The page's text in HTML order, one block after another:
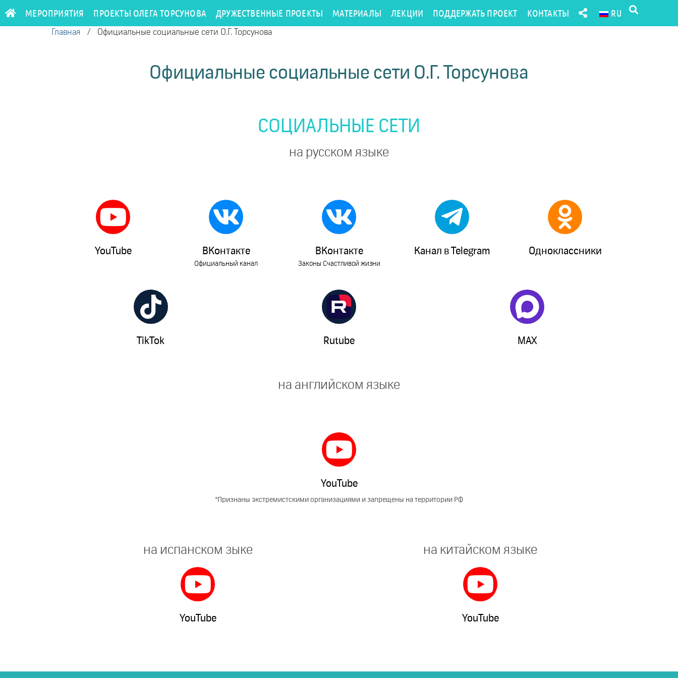
МЕРОПРИЯТИЯ ПРОЕКТЫ ОЛЕГА ТОРСУНОВА ДРУЖЕСТВЕННЫЕ ПРОЕКТЫ МАТЕРИАЛЫ ЛЕКЦИИ ПОДДЕРЖАТЬ ПРОЕКТ КОНТАКТЫ RU
Главная / Официальные социальные сети О.Г. Торсунова
Официальные социальные сети О.Г. Торсунова
СОЦИАЛЬНЫЕ СЕТИ
на русском языке
YouTube ВКонтакте
Официальный канал
ВКонтакте
Законы Счастливой жизни
Канал в Telegram Одноклассники
TikTok Rutube MAX
на английском языке
YouTube
*Признаны экстремистскими организациями и запрещены на территории РФ
на испанском зыке
YouTube
на китайском языке
YouTube